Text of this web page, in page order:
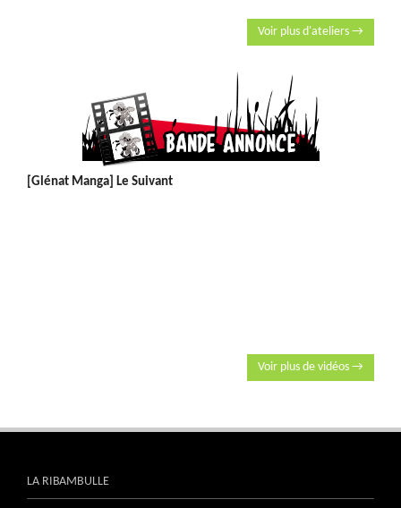
Voir plus d'ateliers →
[Glénat Manga] Le Suivant
Voir plus de vidéos →
LA RIBAMBULLE